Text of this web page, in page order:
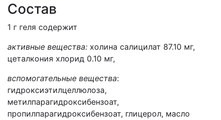
Состав
1 г геля содержит
активные вещества: холина салицилат 87.10 мг,
цеталкония хлорид 0.10 мг,
вспомогательные вещества:
гидроксиэтилцеллюлоза,
метилпарагидроксибензоат,
пропилпарагидроксибензоат, глицерол, масло